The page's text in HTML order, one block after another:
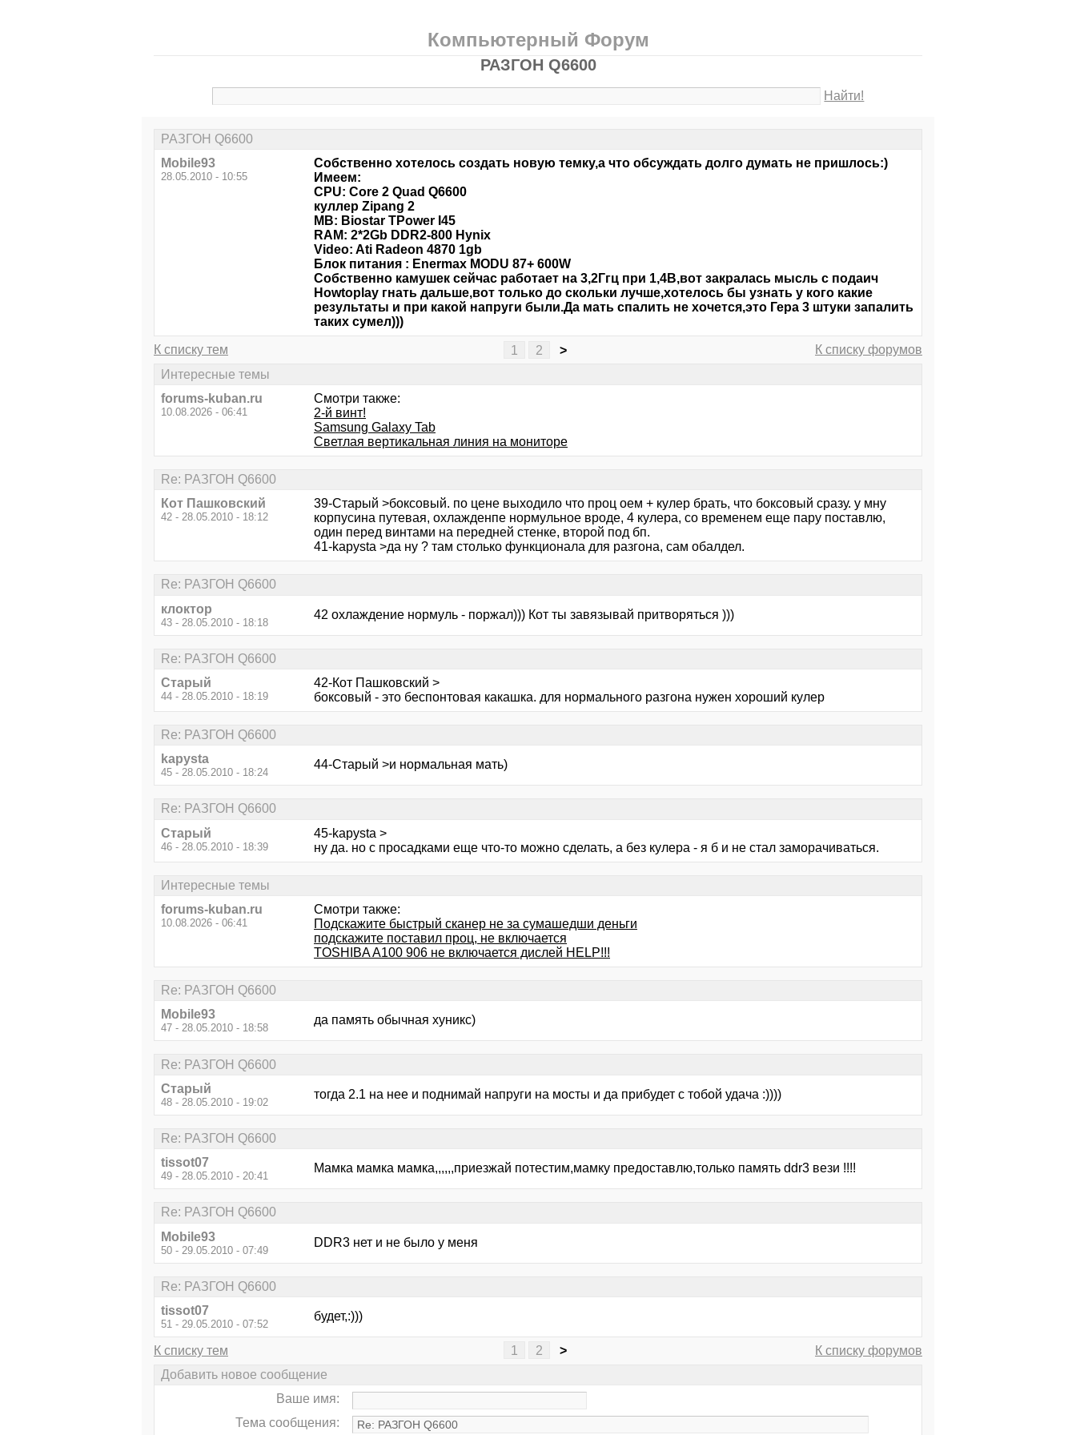
Компьютерный Форум
РАЗГОН Q6600
Найти!
РАЗГОН Q6600
Mobile93
28.05.2010 - 10:55
Собственно хотелось создать новую темку,а что обсуждать долго думать не пришлось:)
Имеем:
CPU: Core 2 Quad Q6600
куллер Zipang 2
MB: Biostar TPower I45
RAM: 2*2Gb DDR2-800 Hynix
Video: Ati Radeon 4870 1gb
Блок питания : Enermax MODU 87+ 600W
Собственно камушек сейчас работает на 3,2Ггц при 1,4В,вот закралась мысль с подаич
Howtoplay гнать дальше,вот только до скольки лучше,хотелось бы узнать у кого какие
результаты и при какой напруги были.Да мать спалить не хочется,это Гера 3 штуки запалить
таких сумел)))
К списку тем 1 2 >
К списку форумов
Интересные темы
forums-kuban.ru
10.08.2026 - 06:41
Смотри также:
2-й винт!
Samsung Galaxy Tab
Светлая вертикальная линия на мониторе
Re: РАЗГОН Q6600
Кот Пашковский
42 - 28.05.2010 - 18:12
39-Старый >боксовый. по цене выходило что проц оем + кулер брать, что боксовый сразу. у мну
корпусина путевая, охлажденпе нормульное вроде, 4 кулера, со временем еще пару поставлю,
один перед винтами на передней стенке, второй под бп.
41-kapysta >да ну ? там столько функционала для разгона, сам обалдел.
Re: РАЗГОН Q6600
клоктор
43 - 28.05.2010 - 18:18
42 охлаждение нормуль - поржал))) Кот ты завязывай притворяться )))
Re: РАЗГОН Q6600
Старый
44 - 28.05.2010 - 18:19
42-Кот Пашковский >
боксовый - это беспонтовая какашка. для нормального разгона нужен хороший кулер
Re: РАЗГОН Q6600
kapysta
45 - 28.05.2010 - 18:24
44-Старый >и нормальная мать)
Re: РАЗГОН Q6600
Старый
46 - 28.05.2010 - 18:39
45-kapysta >
ну да. но с просадками еще что-то можно сделать, а без кулера - я б и не стал заморачиваться.
Интересные темы
forums-kuban.ru
10.08.2026 - 06:41
Смотри также:
Подскажите быстрый сканер не за сумашедши деньги
подскажите поставил проц, не включается
TOSHIBA A100 906 не включается дислей HELP!!!
Re: РАЗГОН Q6600
Mobile93
47 - 28.05.2010 - 18:58
да память обычная хуникс)
Re: РАЗГОН Q6600
Старый
48 - 28.05.2010 - 19:02
тогда 2.1 на нее и поднимай напруги на мосты и да прибудет с тобой удача :))))
Re: РАЗГОН Q6600
tissot07
49 - 28.05.2010 - 20:41
Мамка мамка мамка,,,,,,приезжай потестим,мамку предоставлю,только память ddr3 вези !!!!
Re: РАЗГОН Q6600
Mobile93
50 - 29.05.2010 - 07:49
DDR3 нет и не было у меня
Re: РАЗГОН Q6600
tissot07
51 - 29.05.2010 - 07:52
будет,:)))
К списку тем 1 2 >
К списку форумов
Добавить новое сообщение
Ваше имя:
Тема сообщения: